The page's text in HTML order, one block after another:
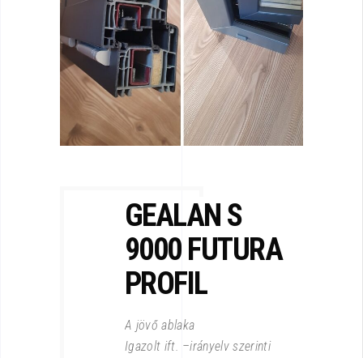
GEALAN S
9000FUTURA
PROFIL
A jövő ablaka
Igazolt ift. –irányelv szerinti